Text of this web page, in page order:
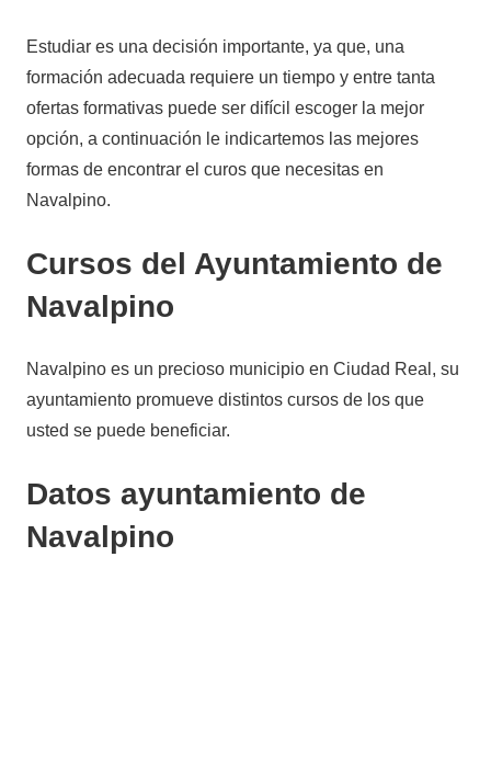
Estudiar es una decisión importante, ya que, una
formación adecuada requiere un tiempo y entre tanta
ofertas formativas puede ser difícil escoger la mejor
opción, a continuación le indicartemos las mejores
formas de encontrar el curos que necesitas en
Navalpino.
Cursos del Ayuntamiento de
Navalpino
Navalpino es un precioso municipio en Ciudad Real, su
ayuntamiento promueve distintos cursos de los que
usted se puede beneficiar.
Datos ayuntamiento de
Navalpino